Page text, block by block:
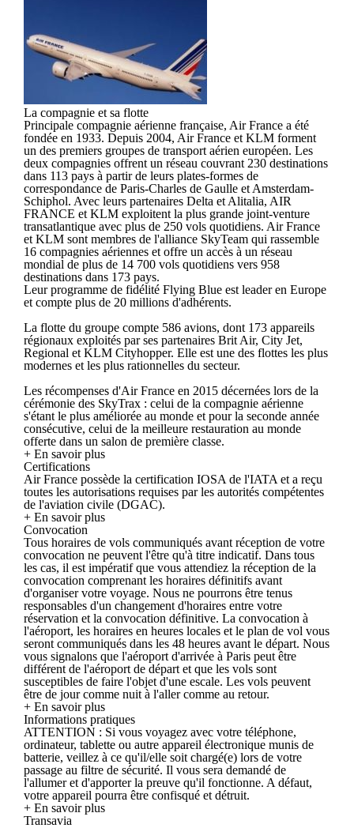
La compagnie et sa flotte
Principale compagnie aérienne française, Air France a été
fondée en 1933. Depuis 2004, Air France et KLM forment
un des premiers groupes de transport aérien européen. Les
deux compagnies offrent un réseau couvrant 230 destinations
dans 113 pays à partir de leurs plates-formes de
correspondance de Paris-Charles de Gaulle et Amsterdam-
Schiphol. Avec leurs partenaires Delta et Alitalia, AIR
FRANCE et KLM exploitent la plus grande joint-venture
transatlantique avec plus de 250 vols quotidiens. Air France
et KLM sont membres de l'alliance SkyTeam qui rassemble
16 compagnies aériennes et offre un accès à un réseau
mondial de plus de 14 700 vols quotidiens vers 958
destinations dans 173 pays.
Leur programme de fidélité Flying Blue est leader en Europe
et compte plus de 20 millions d'adhérents.
La flotte du groupe compte 586 avions, dont 173 appareils
régionaux exploités par ses partenaires Brit Air, City Jet,
Regional et KLM Cityhopper. Elle est une des flottes les plus
modernes et les plus rationnelles du secteur.
Les récompenses d'Air France en 2015 décernées lors de la
cérémonie des SkyTrax : celui de la compagnie aérienne
s'étant le plus améliorée au monde et pour la seconde année
consécutive, celui de la meilleure restauration au monde
offerte dans un salon de première classe.
+ En savoir plus
Certifications
Air France possède la certification IOSA de l'IATA et a reçu
toutes les autorisations requises par les autorités compétentes
de l'aviation civile (DGAC).
+ En savoir plus
Convocation
Tous horaires de vols communiqués avant réception de votre
convocation ne peuvent l'être qu'à titre indicatif. Dans tous
les cas, il est impératif que vous attendiez la réception de la
convocation comprenant les horaires définitifs avant
d'organiser votre voyage. Nous ne pourrons être tenus
responsables d'un changement d'horaires entre votre
réservation et la convocation définitive. La convocation à
l'aéroport, les horaires en heures locales et le plan de vol vous
seront communiqués dans les 48 heures avant le départ. Nous
vous signalons que l'aéroport d'arrivée à Paris peut être
différent de l'aéroport de départ et que les vols sont
susceptibles de faire l'objet d'une escale. Les vols peuvent
être de jour comme nuit à l'aller comme au retour.
+ En savoir plus
Informations pratiques
ATTENTION : Si vous voyagez avec votre téléphone,
ordinateur, tablette ou autre appareil électronique munis de
batterie, veillez à ce qu'il/elle soit chargé(e) lors de votre
passage au filtre de sécurité. Il vous sera demandé de
l'allumer et d'apporter la preuve qu'il fonctionne. A défaut,
votre appareil pourra être confisqué et détruit.
+ En savoir plus
Transavia